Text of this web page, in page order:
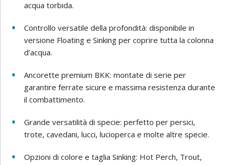
acqua torbida.
Controllo versatile della profondità: disponibile in
versione Floating e Sinking per coprire tutta la colonna
d’acqua.
Ancorette premium BKK: montate di serie per
garantire ferrate sicure e massima resistenza durante
il combattimento.
Grande versatilità di specie: perfetto per persici,
trote, cavedani, lucci, lucioperca e molte altre specie.
Opzioni di colore e taglia Sinking: Hot Perch, Trout,